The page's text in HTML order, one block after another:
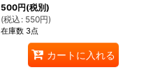
500円(税別)
(税込 : 550円)
在庫数 3点
カートに入れる